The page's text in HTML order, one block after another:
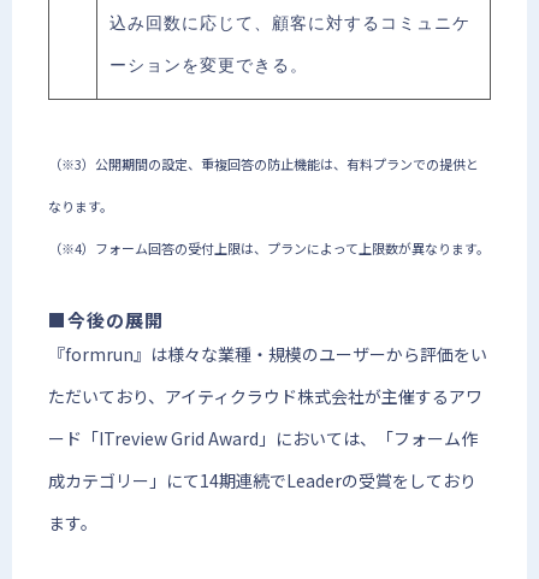
込み回数に応じて、顧客に対するコミュニケ
ーションを変更できる。
（※3）公開期間の設定、重複回答の防止機能は、有料プランでの提供と
なります。
（※4）フォーム回答の受付上限は、プランによって上限数が異なります。
■今後の展開
『formrun』は様々な業種・規模のユーザーから評価をい
ただいており、アイティクラウド株式会社が主催するアワ
ード「ITreview Grid Award」においては、「フォーム作
成カテゴリー」にて14期連続でLeaderの受賞をしており
ます。